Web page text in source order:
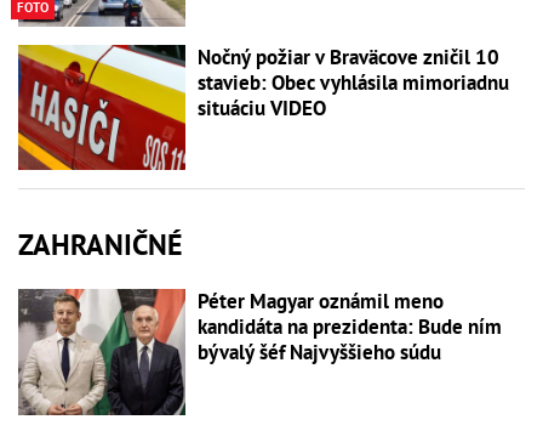
FOTO
Nočný požiar v Braväcove zničil 10
stavieb: Obec vyhlásila mimoriadnu
situáciu VIDEO
ZAHRANIČNÉ
Péter Magyar oznámil meno
kandidáta na prezidenta: Bude ním
bývalý šéf Najvyššieho súdu